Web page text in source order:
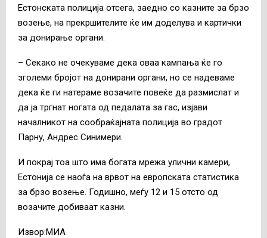
Естонската полиција отсега, заедно со казните за брзо
возење, на прекршителите ќе им доделува и картички
за донирање органи.
– Секако не очекуваме дека оваа кампања ќе го
зголеми бројот на донирани органи, но се надеваме
дека ќе ги натераме возачите повеќе да размислат и
да ја тргнат ногата од педалата за гас, изјави
началникот на сообраќајната полиција во градот
Парну, Андрес Синимери.
И покрај тоа што има богата мрежа улични камери,
Естонија се наоѓа на врвот на европската статистика
за брзо возење. Годишно, меѓу 12 и 15 отсто од
возачите добиваат казни.
Извор:МИА